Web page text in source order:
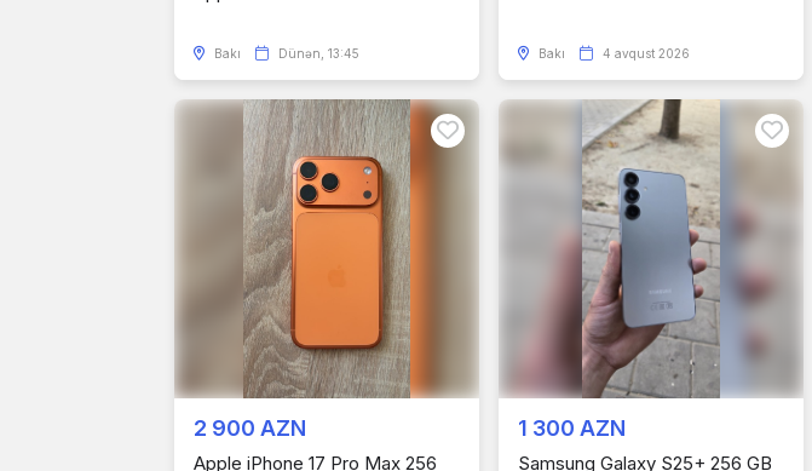
Bakı Dünən, 13:45 Bakı 4 avqust 2026
2 900 AZN
Apple iPhone 17 Pro Max 256
1 300 AZN
Samsung Galaxy S25+ 256 GB